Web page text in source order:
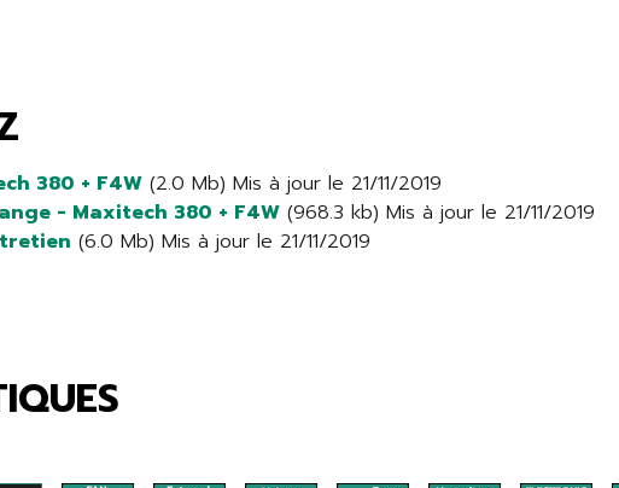
380 + F4W (2.0 Mb) Mis à jour le 21/11/2019
- Maxitech 380 + F4W (968.3 kb) Mis à jour le 21/11/2019
(6.0 Mb) Mis à jour le 21/11/2019